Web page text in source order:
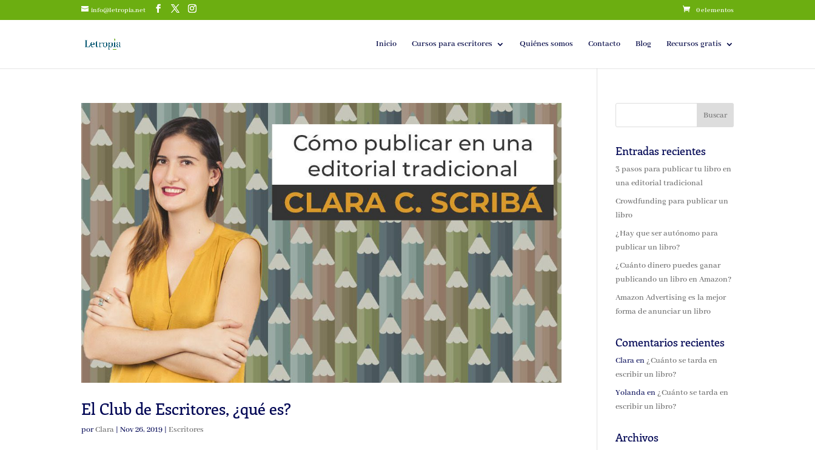
info@letropia.net 0 elementos
Inicio Cursos para escritores Quiénes somos Contacto Blog Recursos gratis
El Club de Escritores, ¿qué es?
porClara |Nov 26, 2019 |Escritores
Entradas recientes
3 pasos para publicar tu libro en
una editorial tradicional
Crowdfunding para publicar un
libro
¿Hay que ser autónomo para
publicar un libro?
¿Cuánto dinero puedes ganar
publicando un libro en Amazon?
Amazon Advertising es la mejor
forma de anunciar un libro
Comentarios recientes
Claraen¿Cuánto se tarda en
escribir un libro?
Yolandaen¿Cuánto se tarda en
escribir un libro?
Archivos